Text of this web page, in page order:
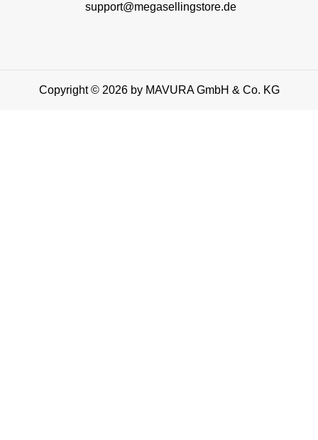
support@megasellingstore.de
Copyright © 2026 by MAVURA GmbH & Co. KG